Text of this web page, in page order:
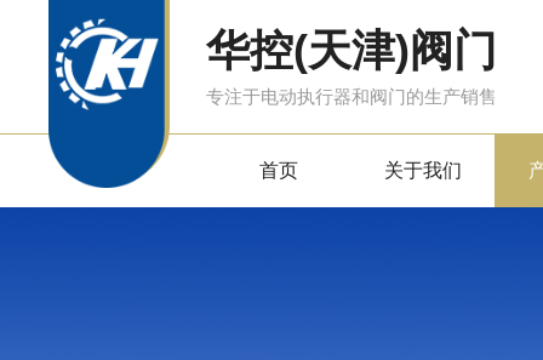
华控(天津)阀门
专注于电动执行器和阀门的生产销售
首页 关于我们